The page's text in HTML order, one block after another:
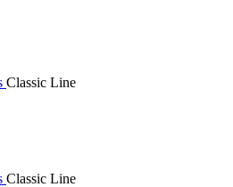
Classic Line
Classic Line